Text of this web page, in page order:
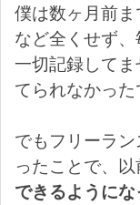
僕は数ヶ月前
など全くせず
一切記録して
てられなかった
でもフリーラ
ったことで、
できるようにな